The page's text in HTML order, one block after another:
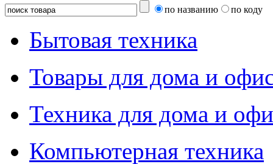
по названию по коду
Бытовая техника
Товары для дома и
Техника для дома и
Компьютерная техника